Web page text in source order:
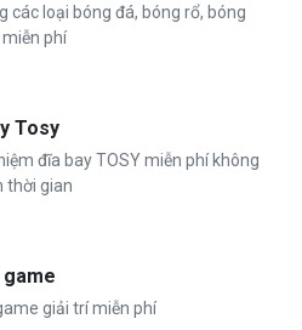
các loại bóng đá, bóng rổ, bóng
phí
Tosy
đĩa bay TOSY miễn phí không
thời gian
giải trí miễn phí